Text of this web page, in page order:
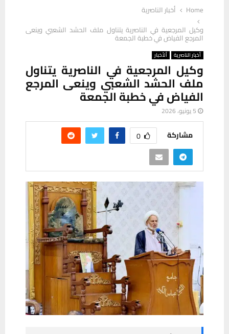
Home
أخبار الناصرية
وكيل المرجعية في الناصرية يتناول ملف الحشد الشعبي وينعى
المرجع الفياض في خطبة الجمعة
أخبار الناصرية ألأخبار
وكيل المرجعية في الناصرية يتناول
ملف الحشد الشعبي وينعى المرجع
الفياض في خطبة الجمعة
5 يونيو، 2026
مشاركة 0